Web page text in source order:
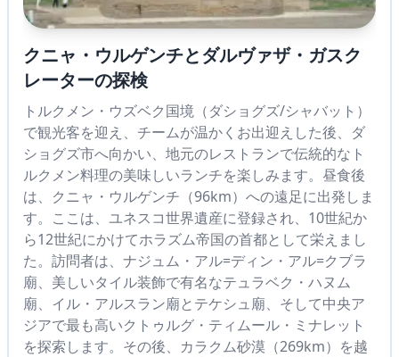
クニャ・ウルゲンチとダルヴァザ・ガスク
レーターの探検
トルクメン・ウズベク国境（ダショグズ/シャバット）
で観光客を迎え、チームが温かくお出迎えした後、ダ
ショグズ市へ向かい、地元のレストランで伝統的なト
ルクメン料理の美味しいランチを楽しみます。昼食後
は、クニャ・ウルゲンチ（96km）への遠足に出発しま
す。ここは、ユネスコ世界遺産に登録され、10世紀か
ら12世紀にかけてホラズム帝国の首都として栄えまし
た。訪問者は、ナジュム・アル=ディン・アル=クブラ
廟、美しいタイル装飾で有名なテュラベク・ハヌム
廟、イル・アルスラン廟とテケシュ廟、そして中央ア
ジアで最も高いクトゥルグ・ティムール・ミナレット
を探索します。その後、カラクム砂漠（269km）を越